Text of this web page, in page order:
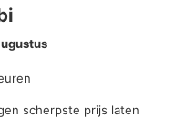
scherpste prijs laten